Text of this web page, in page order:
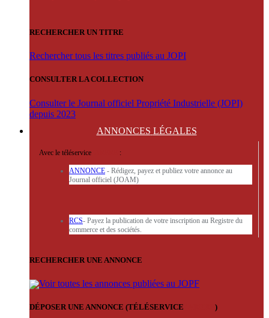
RECHERCHER UN TITRE
Rechercher tous les titres publiés au JOPI
CONSULTER LA COLLECTION
Consulter le Journal officiel Propriété Industrielle (JOPI)
depuis 2023
ANNONCES LÉGALES
Avec le téléservice :
ANNONCE - Rédigez, payez et publiez votre annonce au
Journal officiel (JOAM)
RCS- Payez la publication de votre inscription au Registre du
commerce et des sociétés.
RECHERCHER UNE ANNONCE
Voir toutes les annonces publiées au JOPF
DÉPOSER UNE ANNONCE (TÉLÉSERVICE )